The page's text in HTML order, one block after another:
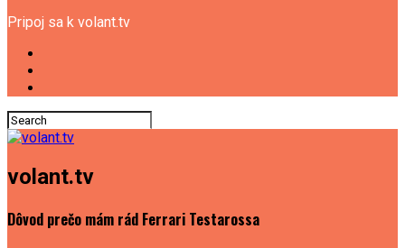
Pripoj sa k volant.tv
volant.tv
Dôvod prečo mám rád Ferrari Testarossa